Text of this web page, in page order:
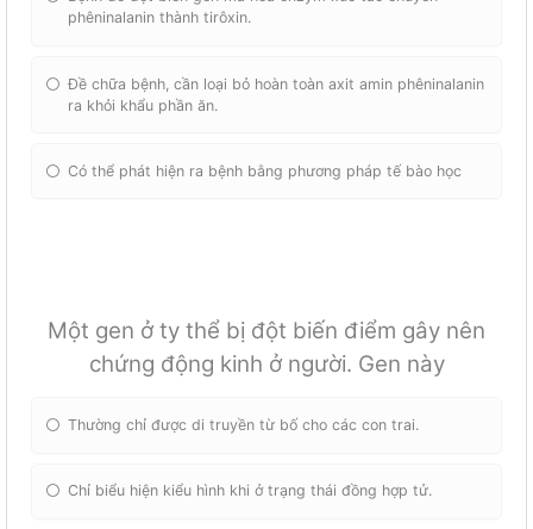
phêninalanin thành tirôxin.
Đề chữa bệnh, cần loại bỏ hoàn toàn axit amin phêninalanin
ra khỏi khẩu phần ăn.
Có thể phát hiện ra bệnh bằng phương pháp tế bào học
Một gen ở ty thể bị đột biến điểm gây nên
chứng động kinh ở người. Gen này
Thường chỉ được di truyền từ bố cho các con trai.
Chỉ biểu hiện kiểu hình khi ở trạng thái đồng hợp tử.